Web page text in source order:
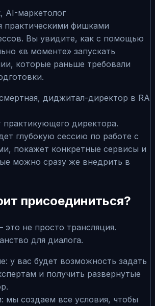
AI-маркетолог
практическими фишками
Вы увидите, как с помощью
«в моменте» запускать
которые раньше требовали
диджитал-директор в RA
практикующего директора.
глубокую сессию по работе с
покажет конкретные сервисы и
можно сразу же внедрить в
присоединиться?
это не просто трансляция.
для диалога.
у вас будет возможность задать
и получить развернутые
мы создаем все условия, чтобы